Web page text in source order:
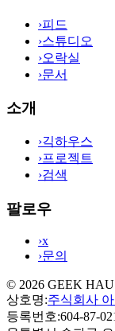
›피드
›스튜디오
›오락실
›문서
소개
›긱하우스
›프로젝트
›검색
팔로우
›x
›문의
© 2026 GEEK
상호명:주식회사
등록번호:604-87-